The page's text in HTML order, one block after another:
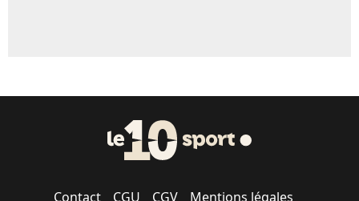
Contact CGU CGV Mentions légales